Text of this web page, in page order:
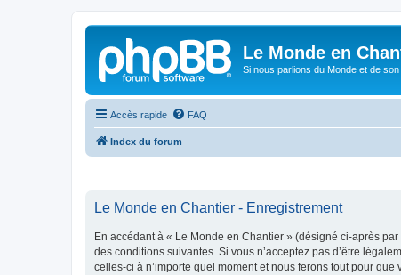
Le Monde en
Si nous parlions du Monde et de
Accès rapide FAQ
Index du forum
Le Monde en Chantier - Enregistrement
En accédant à « Le Monde en Chantier » (désigné ci-après
des conditions suivantes. Si vous n’acceptez pas d’être
celles-ci à n’importe quel moment et nous ferons tout pour